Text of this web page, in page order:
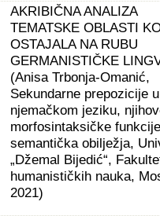
AKRIBIČNA ANALIZA
TEMATSKE OBLASTI
OSTAJALA NA RUBU
GERMANISTIČKE
(Anisa Trbonja-Omanić,
Sekundarne prepozicije u
njemačkom jeziku,
morfosintaksičke
semantička obilježja,
„Džemal Bijedić“,
humanističkih nauka,
2021)